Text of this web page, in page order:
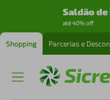
Saldão
até 40% off
Shopping Parcerias e